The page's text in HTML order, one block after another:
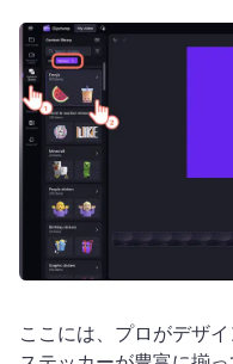
ここには、プロがデザ